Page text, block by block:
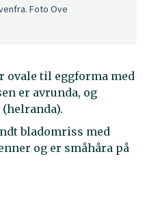
Foto Ove
til eggforma med
er avrunda, og
bladomriss med
og er småhåra på